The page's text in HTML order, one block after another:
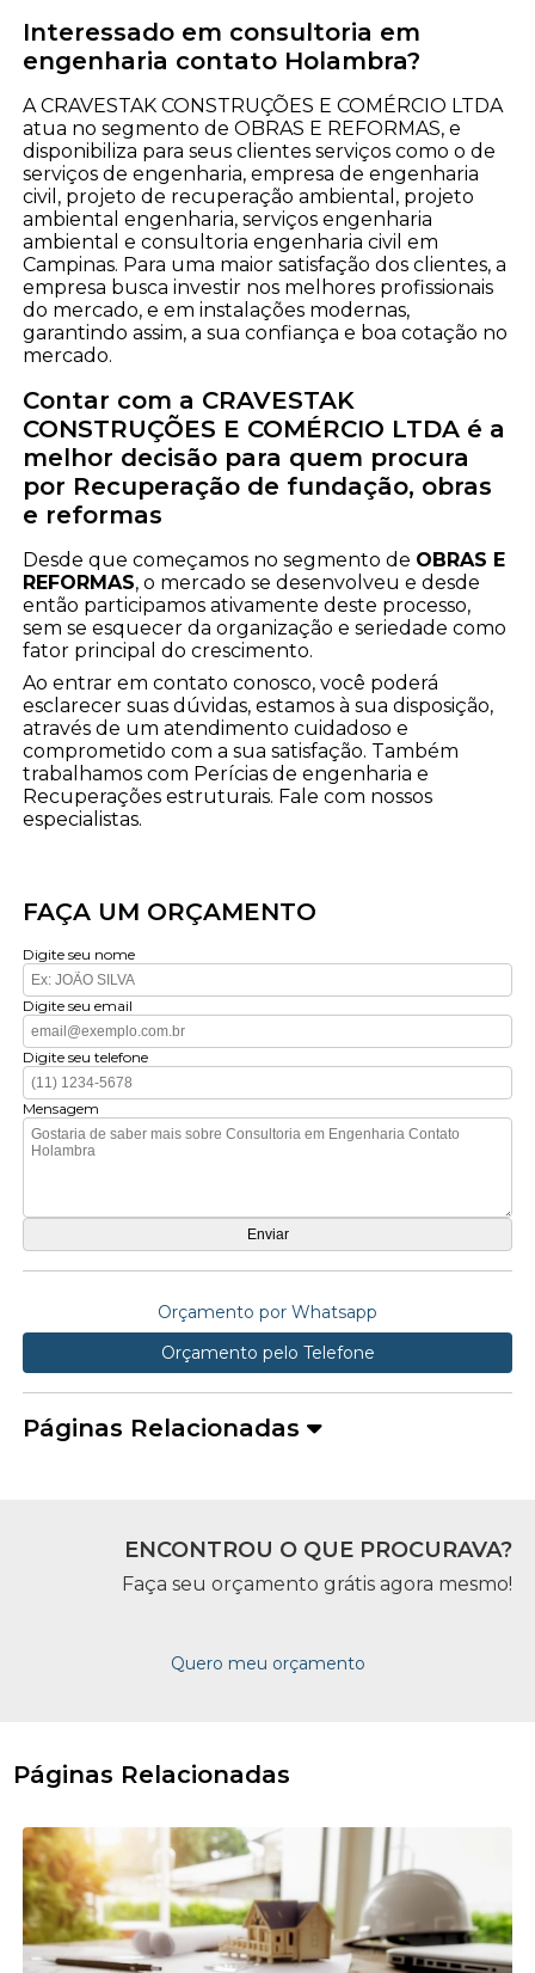
Interessado em consultoria em
engenharia contato Holambra?
A CRAVESTAK CONSTRUÇÕES E COMÉRCIO LTDA
atua no segmento de OBRAS E REFORMAS, e
disponibiliza para seus clientes serviços como o de
serviços de engenharia, empresa de engenharia
civil, projeto de recuperação ambiental, projeto
ambiental engenharia, serviços engenharia
ambiental e consultoria engenharia civil em
Campinas. Para uma maior satisfação dos clientes, a
empresa busca investir nos melhores profissionais
do mercado, e em instalações modernas,
garantindo assim, a sua confiança e boa cotação no
mercado.
Contar com a CRAVESTAK
CONSTRUÇÕES E COMÉRCIO LTDA é a
melhor decisão para quem procura
por Recuperação de fundação, obras
e reformas
Desde que começamos no segmento de OBRAS E
REFORMAS, o mercado se desenvolveu e desde
então participamos ativamente deste processo,
sem se esquecer da organização e seriedade como
fator principal do crescimento.
Ao entrar em contato conosco, você poderá
esclarecer suas dúvidas, estamos à sua disposição,
através de um atendimento cuidadoso e
comprometido com a sua satisfação. Também
trabalhamos com Perícias de engenharia e
Recuperações estruturais. Fale com nossos
especialistas.
FAÇA UM ORÇAMENTO
Digite seu nome
Digite seu email
Digite seu telefone
Mensagem
Orçamento por Whatsapp
Orçamento pelo Telefone
Páginas Relacionadas
ENCONTROU O QUE PROCURAVA?
Faça seu orçamento grátis agora mesmo!
Quero meu orçamento
Páginas Relacionadas